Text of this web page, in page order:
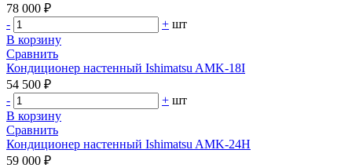
78 000 ₽
-
+ шт
В корзину
Сравнить
Кондиционер настенный Ishimatsu AMK-18I
54 500 ₽
-
+ шт
В корзину
Сравнить
Кондиционер настенный Ishimatsu AMK-24H
59 000 ₽